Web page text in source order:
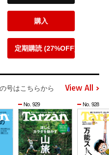
購入
定期購読 (27%OFF)
号はこちらから View All
No. 929 No. 928